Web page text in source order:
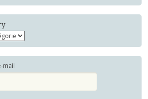
mail